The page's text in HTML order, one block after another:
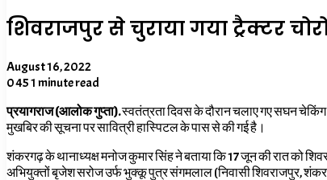
शिवराजपुर से चुराया गया ट्रैक्टर
August 16, 2022
0451 minute read
प्रयागराज (आलोक गुप्ता).स्वतंत्रता दिवस के दौरान चलाए गए सघन चेकिंग
मुखबिर की सूचना पर सावित्री हास्पिटल के पास से की गई है।
शंकरगढ़ के थानाध्यक्ष मनोज कुमार सिंह ने बताया कि 17 जून की रात को
अभियुक्तों बृजेश सरोज उर्फ भुक्कू पुत्र संगमलाल (निवासी शिवराजपुर,